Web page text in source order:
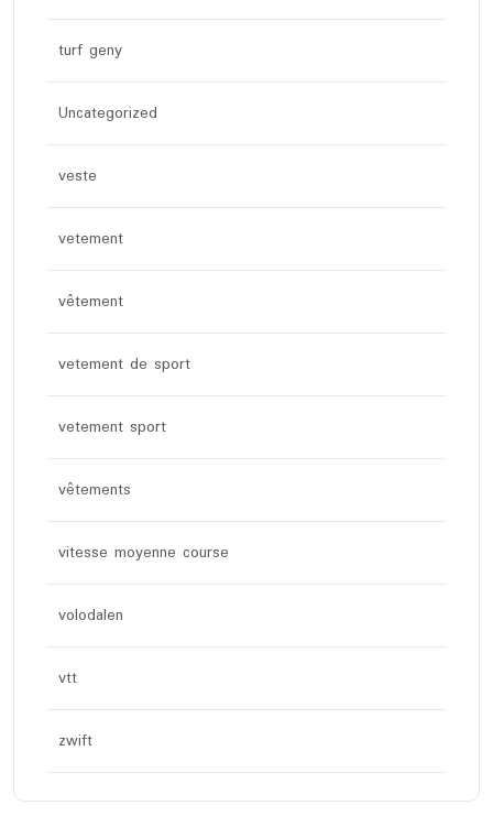
turf geny
Uncategorized
veste
vetement
vêtement
vetement de sport
vetement sport
vêtements
vitesse moyenne course
volodalen
vtt
zwift